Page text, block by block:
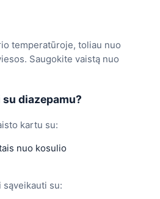
temperatūroje, toliau nuo
Saugokite vaistą nuo
diazepamu?
kartu su:
nuo kosulio
sąveikauti su: